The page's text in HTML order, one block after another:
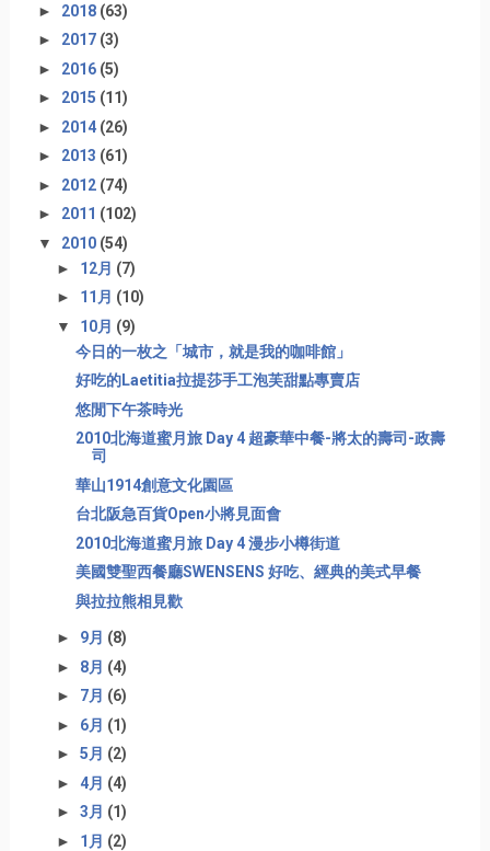
► 2018 (63)
► 2017 (3)
► 2016 (5)
► 2015 (11)
► 2014 (26)
► 2013 (61)
► 2012 (74)
► 2011 (102)
▼ 2010 (54)
► 12月 (7)
► 11月 (10)
▼ 10月 (9)
今日的一枚之「城市，就是我的咖啡館」
好吃的Laetitia拉提莎手工泡芙甜點專賣店
悠閒下午茶時光
2010北海道蜜月旅 Day 4 超豪華中餐-將太的壽司-政壽
司
華山1914創意文化園區
台北阪急百貨Open小將見面會
2010北海道蜜月旅 Day 4 漫步小樽街道
美國雙聖西餐廳SWENSENS 好吃、經典的美式早餐
與拉拉熊相見歡
► 9月 (8)
► 8月 (4)
► 7月 (6)
► 6月 (1)
► 5月 (2)
► 4月 (4)
► 3月 (1)
► 1月 (2)